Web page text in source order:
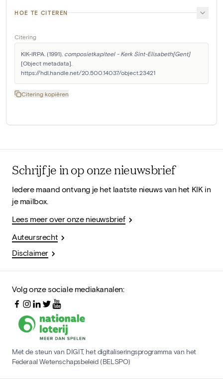
HOE TE CITEREN
Citering
KIK-IRPA. (1991). composietkapiteel - Kerk Sint-Elisabeth[Gent]
[Object metadata].
https://hdl.handle.net/20.500.14037/object.23421
Citering kopiëren
Schrijf je in op onze nieuwsbrief
Iedere maand ontvang je het laatste nieuws van het KIK in
je mailbox.
Lees meer over onze nieuwsbrief
Auteursrecht
Disclaimer
Volg onze sociale mediakanalen:
Met de steun van DIGIT, het digitaliseringsprogramma van het
Federaal Wetenschapsbeleid (BELSPO)